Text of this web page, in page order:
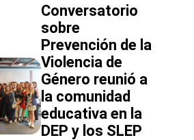
Conversatorio
sobre
Prevención de la
Violencia de
Género reunió a
la comunidad
educativa en la
DEP y los SLEP